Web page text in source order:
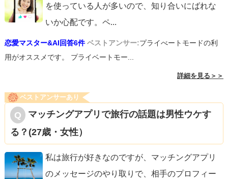
を使っている人が多いので、知り合いにばれな
いか心配です。ペ...
恋愛マスター&AI回答6件 ベストアンサー:プライべートモードの利
用がオススメです。 プライベートモー...
詳細を見る＞＞
ベストアンサーあり
マッチングアプリで旅行の話題は男性ウケす
る？(27歳・女性）
私は旅行が好きなのですが、マッチングアプリ
のメッセージのやり取りで、相手のプロフィー